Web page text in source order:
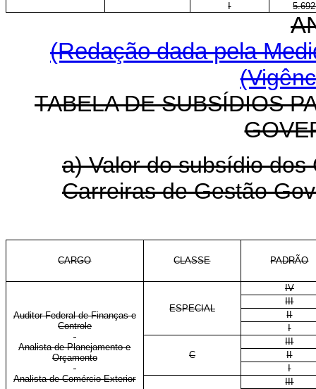
I
(Redação dada pela
TABELA DE SUBSÍDIOS
a) Valor do subsídio
Carreiras de Gestão
CARGO CLASSE PADRÃO
Auditor Federal de Finanças e
Controle
Analista de Planejamento e
Orçamento
Analista de Comércio Exterior
ESPECIAL
IV
III
II
I
C
III
II
I
III